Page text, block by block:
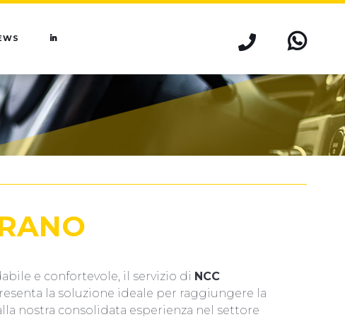
e confortevole, il servizio di NCC
la soluzione ideale per raggiungere la
nostra consolidata esperienza nel settore